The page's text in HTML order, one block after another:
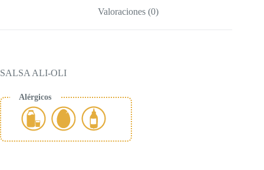
Valoraciones (0)
SALSA ALI-OLI
Alérgicos